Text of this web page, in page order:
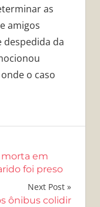
as
amigos
da
o caso
morta em
foi preso
Next Post
ônibus colidir